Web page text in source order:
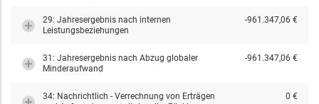
29: Jahresergebnis nach internen
Leistungsbeziehungen
-961.347,06 €
31: Jahresergebnis nach Abzug globaler
Minderaufwand
-961.347,06 €
34: Nachrichtlich - Verrechnung von Erträgen
0 €